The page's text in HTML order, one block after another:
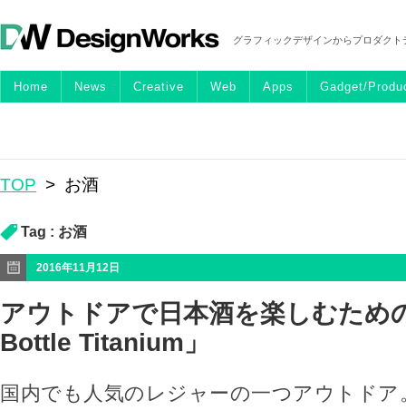
グラフィックデザインからプロダク
Home News Creative Web Apps Gadget/
TOP > お酒
Tag : お酒
2016年11月12日
アウトドアで日本酒を楽しむため
Bottle Titanium」
国内でも人気のレジャーの一つアウトド